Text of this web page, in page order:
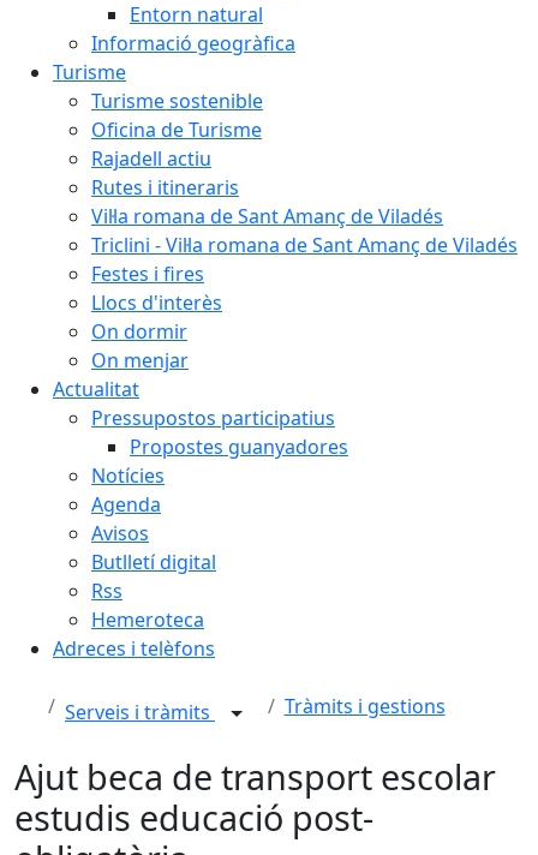
Entorn natural
Informació geogràfica
Turisme
Turisme sostenible
Oficina de Turisme
Rajadell actiu
Rutes i itineraris
Vil·la romana de Sant Amanç de Viladés
Triclini - Vil·la romana de Sant Amanç de Viladés
Festes i fires
Llocs d'interès
On dormir
On menjar
Actualitat
Pressupostos participatius
Propostes guanyadores
Notícies
Agenda
Avisos
Butlletí digital
Rss
Hemeroteca
Adreces i telèfons
Serveis i tràmits Tràmits i gestions
Ajut beca de transport escolar
estudis educació post-